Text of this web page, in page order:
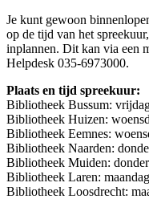
Je kunt gewoon
op de tijd van het
inplannen. Dit kan via een
Helpdesk 035-6973000.
Plaats en tijd spreekuur:
Bibliotheek Bussum:
Bibliotheek Huizen:
Bibliotheek Eemnes:
Bibliotheek Naarden:
Bibliotheek Muiden:
Bibliotheek Laren:
Bibliotheek Loosdrecht: